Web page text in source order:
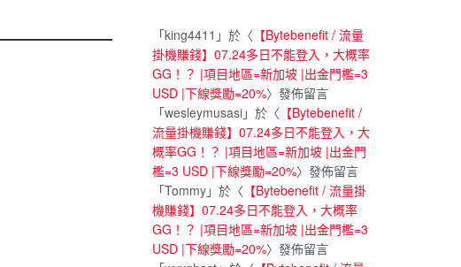
「king4411 」於〈 【Bytebenefit / 流量
掛機賺錢】07.24多日不能登入，大概率
GG！？ |項目地區=新加坡 |出金門檻=3
USD |下線獎勵=20%〉發佈留言
「wesleymusasi」於〈 【Bytebenefit /
流量掛機賺錢】07.24多日不能登入，大
概率GG！？ |項目地區=新加坡 |出金門
檻=3 USD |下線獎勵=20%〉發佈留言
「Tommy」於〈 【Bytebenefit / 流量掛
機賺錢】07.24多日不能登入，大概率
GG！？ |項目地區=新加坡 |出金門檻=3
USD |下線獎勵=20%〉發佈留言